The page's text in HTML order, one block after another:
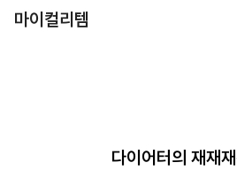
마이컬리템
다이어터의 재재